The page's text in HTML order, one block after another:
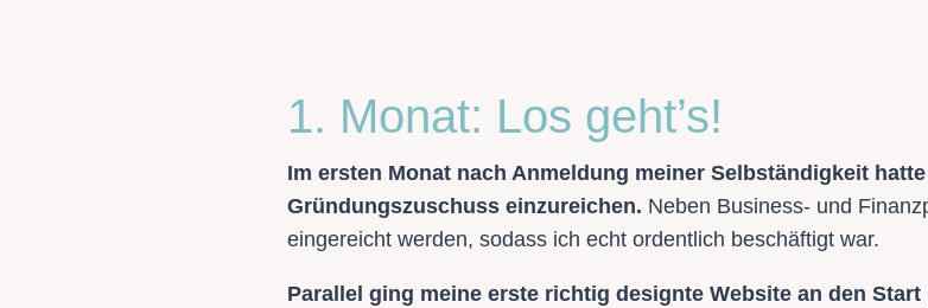
1. Monat: Los geht’s!
Im ersten Monat nach Anmeldung meiner Selbständigkeit
Gründungszuschuss einzureichen. Neben Business- und
eingereicht werden, sodass ich echt ordentlich beschäftigt war.
Parallel ging meine erste richtig designte Website an den Start